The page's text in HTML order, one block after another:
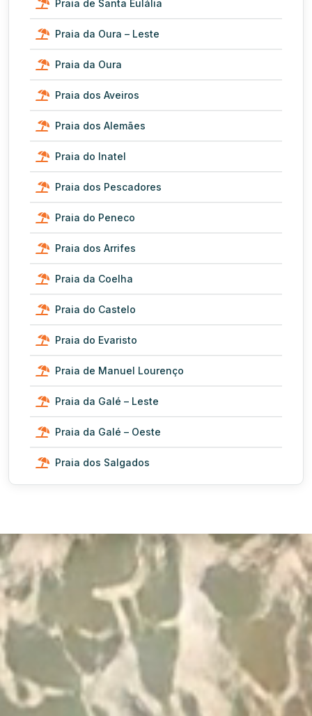
Praia de Santa Eulália
Praia da Oura – Leste
Praia da Oura
Praia dos Aveiros
Praia dos Alemães
Praia do Inatel
Praia dos Pescadores
Praia do Peneco
Praia dos Arrifes
Praia da Coelha
Praia do Castelo
Praia do Evaristo
Praia de Manuel Lourenço
Praia da Galé – Leste
Praia da Galé – Oeste
Praia dos Salgados